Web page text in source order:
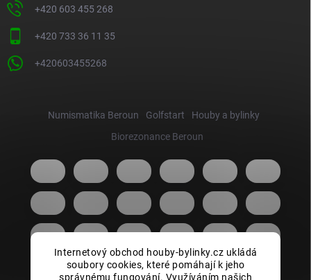
Internetový obchod houby-bylinky.cz ukládá
soubory cookies, které pomáhají k jeho
správnému fungování. Využíváním našich
+420 603 455 268
+420 733 36 11 35
+420603455268
Numismatika Beroun Golfstart
Houby a bylinky
Biorezonance Beroun